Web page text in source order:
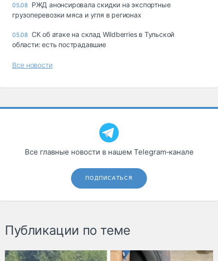
05.08 РЖД анонсировала скидки на экспортные
грузоперевозки мяса и угля в регионах
05.08 СК об атаке на склад Wildberries в Тульской
области: есть пострадавшие
Все новости
Все главные новости в нашем Telegram‑канале
ПОДПИСАТЬСЯ
Публикации по теме